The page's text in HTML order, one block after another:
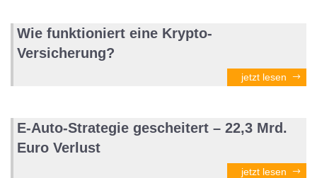
Wie funktioniert eine Krypto-
Versicherung?
jetzt lesen
E-Auto-Strategie gescheitert – 22,3 Mrd.
Euro Verlust
jetzt lesen